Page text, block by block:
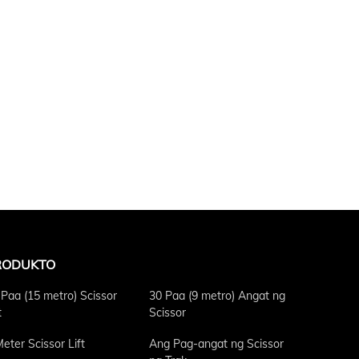
(15 metro) Scissor
30 Paa (9 metro) Angat ng
Scissor
Scissor Lift
Ang Pag-angat ng Scissor